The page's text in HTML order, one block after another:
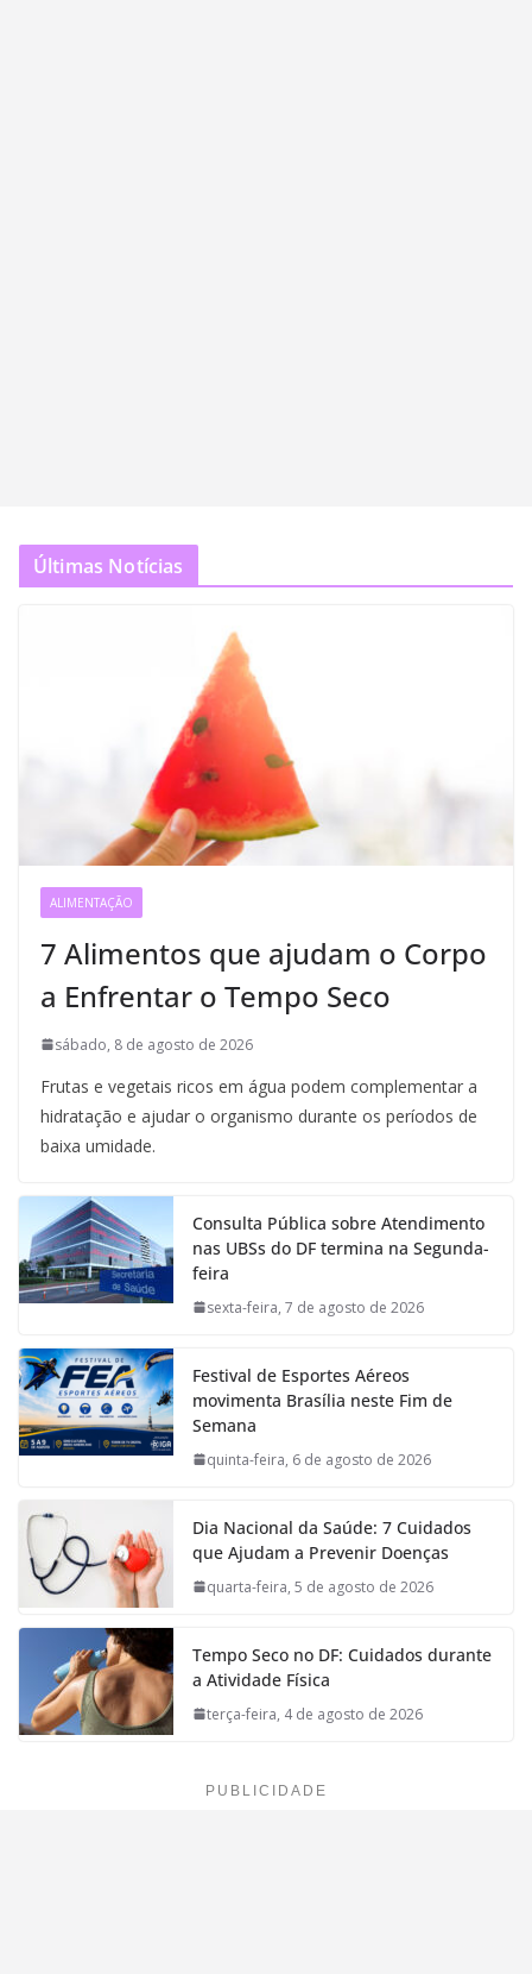
Últimas Notícias
ALIMENTAÇÃO
7 Alimentos que ajudam o Corpo
a Enfrentar o Tempo Seco
sábado, 8 de agosto de 2026
Frutas e vegetais ricos em água podem complementar a
hidratação e ajudar o organismo durante os períodos de
baixa umidade.
Consulta Pública sobre Atendimento
nas UBSs do DF termina na Segunda-
feira
sexta-feira, 7 de agosto de 2026
Festival de Esportes Aéreos
movimenta Brasília neste Fim de
Semana
quinta-feira, 6 de agosto de 2026
Dia Nacional da Saúde: 7 Cuidados
que Ajudam a Prevenir Doenças
quarta-feira, 5 de agosto de 2026
Tempo Seco no DF: Cuidados durante
a Atividade Física
terça-feira, 4 de agosto de 2026
PUBLICIDADE